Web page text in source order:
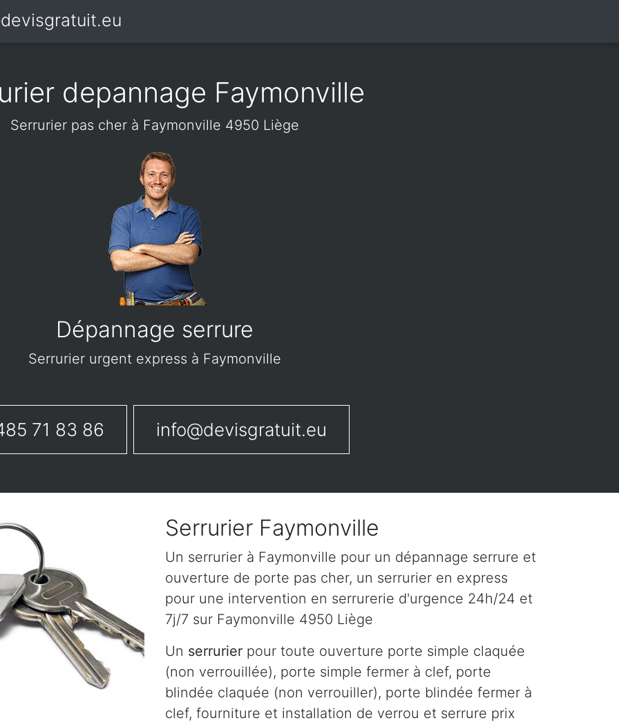
depannage Faymonville
Serrurier pas cher à Faymonville 4950 Liège
Dépannage serrure
Serrurier urgent express à Faymonville
71 83 86 info@devisgratuit.eu
Serrurier Faymonville
Un serrurier à Faymonville pour un dépannage serrure et
ouverture de porte pas cher, un serrurier en express
pour une intervention en serrurerie d'urgence 24h/24 et
7j/7 sur Faymonville 4950 Liège
Un serrurier pour toute ouverture porte simple claquée
(non verrouillée), porte simple fermer à clef, porte
blindée claquée (non verrouiller), porte blindée fermer à
clef, fourniture et installation de verrou et serrure prix